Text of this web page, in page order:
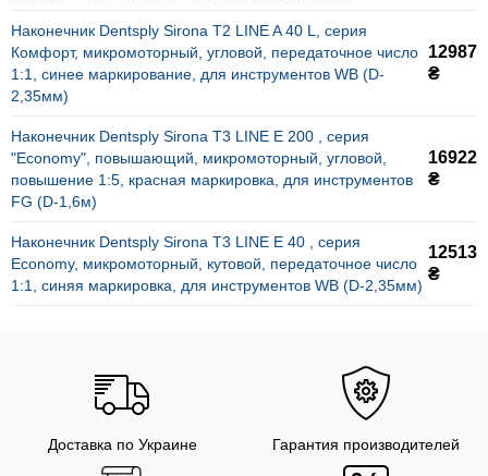
Наконечник Dentsply Sirona T2 LINE A 40 L, серия
Комфорт, микромоторный, угловой, передаточное число
1:1, синее маркирование, для инструментов WB (D-
2,35мм)
12987
₴
Наконечник Dentsply Sirona T3 LINE E 200 , серия
"Economy", повышающий, микромоторный, угловой,
повышение 1:5, красная маркировка, для инструментов
FG (D-1,6м)
16922
₴
Наконечник Dentsply Sirona T3 LINE E 40 , серия
Economy, микромоторный, кутовой, передаточное число
1:1, синяя маркировка, для инструментов WB (D-2,35мм)
12513
₴
Доставка по Украине Гарантия производителей